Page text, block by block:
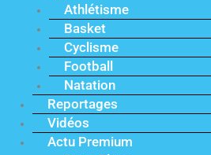
Athlétisme
Basket
Cyclisme
Football
Natation
Reportages
Vidéos
Actu Premium